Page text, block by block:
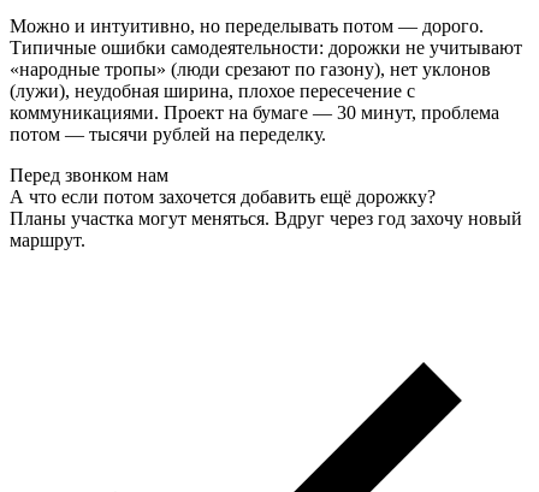
Можно и интуитивно, но переделывать потом — дорого.
Типичные ошибки самодеятельности: дорожки не учитывают
«народные тропы» (люди срезают по газону), нет уклонов
(лужи), неудобная ширина, плохое пересечение с
коммуникациями. Проект на бумаге — 30 минут, проблема
потом — тысячи рублей на переделку.
Перед звонком нам
А что если потом захочется добавить ещё дорожку?
Планы участка могут меняться. Вдруг через год захочу новый
маршрут.